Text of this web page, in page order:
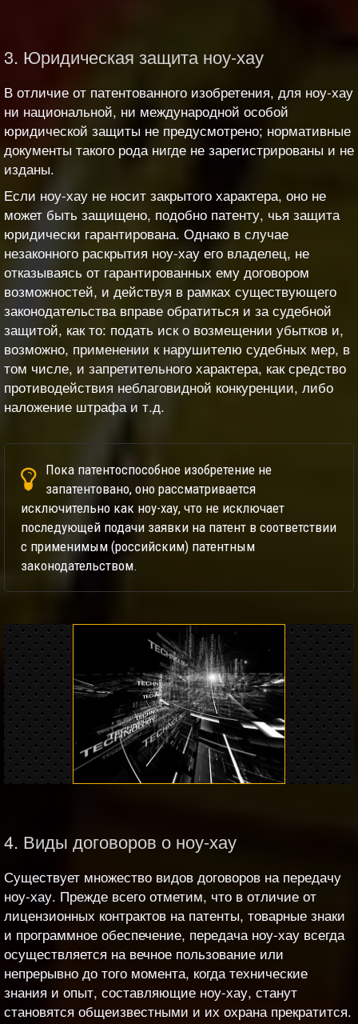
3. Юридическая защита ноу-хау
В отличие от патентованного изобретения, для ноу-хау
ни национальной, ни международной особой
юридической защиты не предусмотрено; нормативные
документы такого рода нигде не зарегистрированы и не
изданы.
Если ноу-хау не носит закрытого характера, оно не
может быть защищено, подобно патенту, чья защита
юридически гарантирована. Однако в случае
незаконного раскрытия ноу-хау его владелец, не
отказываясь от гарантированных ему договором
возможностей, и действуя в рамках существующего
законодательства вправе обратиться и за судебной
защитой, как то: подать иск о возмещении убытков и,
возможно, применении к нарушителю судебных мер, в
том числе, и запретительного характера, как средство
противодействия неблаговидной конкуренции, либо
наложение штрафа и т.д.
Пока патентоспособное изобретение не
запатентовано, оно рассматривается
исключительно как ноу-хау, что не исключает
последующей подачи заявки на патент в соответствии
с применимым (российским) патентным
законодательством.
4. Виды договоров о ноу-хау
Существует множество видов договоров на передачу
ноу-хау. Прежде всего отметим, что в отличие от
лицензионных контрактов на патенты, товарные знаки
и программное обеспечение, передача ноу-хау всегда
осуществляется на вечное пользование или
непрерывно до того момента, когда технические
знания и опыт, составляющие ноу-хау, станут
становятся общеизвестными и их охрана прекратится.